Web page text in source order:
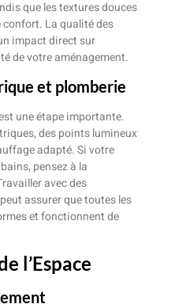
que les textures douces
La qualité des
impact direct sur
de votre aménagement.
et plomberie
une étape importante.
des points lumineux
adapté. Si votre
pensez à la
avec des
assurer que toutes les
et fonctionnent de
l’Espace